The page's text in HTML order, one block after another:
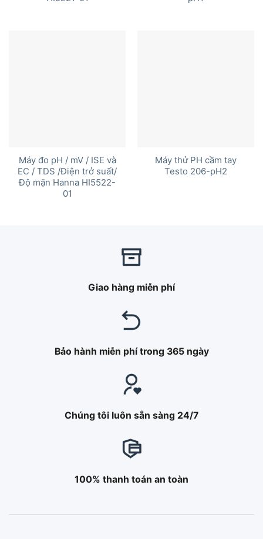
Máy đo pH / mV / ISE và
EC / TDS /Điện trở suất/
Độ mặn Hanna HI5522-
01
Máy thử PH cầm tay
Testo 206-pH2
Giao hàng miễn phí
Bảo hành miễn phí trong 365 ngày
Chúng tôi luôn sẵn sàng 24/7
100% thanh toán an toàn